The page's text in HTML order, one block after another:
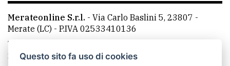
Merateonline S.r.l. - Via Carlo Baslini 5, 23807 -
Merate (LC) - P.IVA 02533410136
Telefono:
mail: redazione@merateonline.it
Questo sito fa uso di cookies